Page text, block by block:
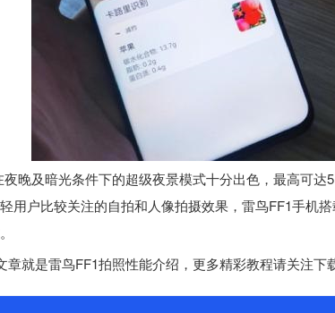
晚及暗光条件下的超级夜景模式十分出色，最高可达
用户比较关注的自拍和人像拍摄效果，雷鸟FF1手机
就是雷鸟FF1拍照性能介绍，更多精彩教程请关注下